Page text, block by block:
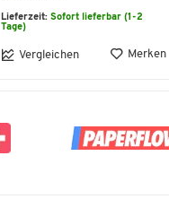
Lieferzeit: Sofort lieferbar (1-2
Tage)
Vergleichen Merken